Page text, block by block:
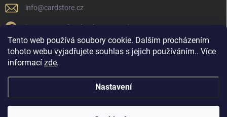
Tento web používá soubory cookie. Dalším procházením
tohoto webu vyjadřujete souhlas s jejich používáním.. Více
informací zde.
Nastavení
info@cardstore.cz
https://www.facebook.com/cardstorecz
cardstore.cz/
@cardstore.cz/